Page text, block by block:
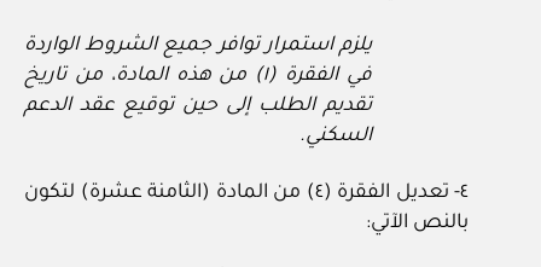
يلزم استمرار توافر جميع الشروط الواردة
في الفقرة (١) من هذه المادة، من تاريخ
تقديم الطلب إلى حين توقيع عقد الدعم
السكني.
٤- تعديل الفقرة (٤) من المادة (الثامنة عشرة) لتكون
بالنص الآتي: